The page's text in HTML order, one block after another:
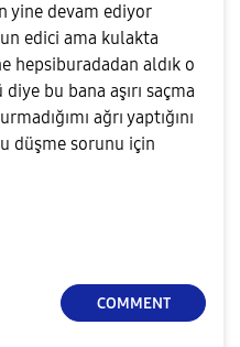
yine devam ediyor
edici ama kulakta
hepsiburadadan aldık o
bu bana aşırı saçma
ağrı yaptığını
düşme sorunu için
COMMENT